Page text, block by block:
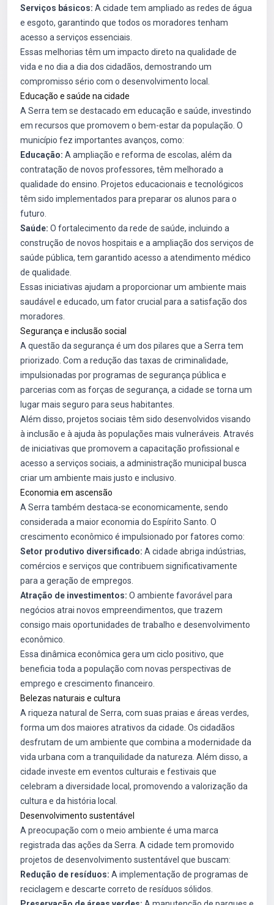
Serviços básicos: A cidade tem ampliado as redes de água
e esgoto, garantindo que todos os moradores tenham
acesso a serviços essenciais.
Essas melhorias têm um impacto direto na qualidade de
vida e no dia a dia dos cidadãos, demostrando um
compromisso sério com o desenvolvimento local.
Educação e saúde na cidade
A Serra tem se destacado em educação e saúde, investindo
em recursos que promovem o bem-estar da população. O
município fez importantes avanços, como:
Educação: A ampliação e reforma de escolas, além da
contratação de novos professores, têm melhorado a
qualidade do ensino. Projetos educacionais e tecnológicos
têm sido implementados para preparar os alunos para o
futuro.
Saúde: O fortalecimento da rede de saúde, incluindo a
construção de novos hospitais e a ampliação dos serviços de
saúde pública, tem garantido acesso a atendimento médico
de qualidade.
Essas iniciativas ajudam a proporcionar um ambiente mais
saudável e educado, um fator crucial para a satisfação dos
moradores.
Segurança e inclusão social
A questão da segurança é um dos pilares que a Serra tem
priorizado. Com a redução das taxas de criminalidade,
impulsionadas por programas de segurança pública e
parcerias com as forças de segurança, a cidade se torna um
lugar mais seguro para seus habitantes.
Além disso, projetos sociais têm sido desenvolvidos visando
à inclusão e à ajuda às populações mais vulneráveis. Através
de iniciativas que promovem a capacitação profissional e
acesso a serviços sociais, a administração municipal busca
criar um ambiente mais justo e inclusivo.
Economia em ascensão
A Serra também destaca-se economicamente, sendo
considerada a maior economia do Espírito Santo. O
crescimento econômico é impulsionado por fatores como:
Setor produtivo diversificado: A cidade abriga indústrias,
comércios e serviços que contribuem significativamente
para a geração de empregos.
Atração de investimentos: O ambiente favorável para
negócios atrai novos empreendimentos, que trazem
consigo mais oportunidades de trabalho e desenvolvimento
econômico.
Essa dinâmica econômica gera um ciclo positivo, que
beneficia toda a população com novas perspectivas de
emprego e crescimento financeiro.
Belezas naturais e cultura
A riqueza natural de Serra, com suas praias e áreas verdes,
forma um dos maiores atrativos da cidade. Os cidadãos
desfrutam de um ambiente que combina a modernidade da
vida urbana com a tranquilidade da natureza. Além disso, a
cidade investe em eventos culturais e festivais que
celebram a diversidade local, promovendo a valorização da
cultura e da história local.
Desenvolvimento sustentável
A preocupação com o meio ambiente é uma marca
registrada das ações da Serra. A cidade tem promovido
projetos de desenvolvimento sustentável que buscam:
Redução de resíduos: A implementação de programas de
reciclagem e descarte correto de resíduos sólidos.